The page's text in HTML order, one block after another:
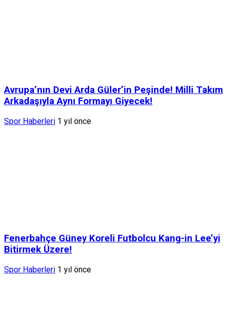
Avrupa’nın Devi Arda Güler’in Peşinde! Milli Takım
Arkadaşıyla Aynı Formayı Giyecek!
Spor Haberleri 1 yıl önce
Fenerbahçe Güney Koreli Futbolcu Kang-in Lee’yi
Bitirmek Üzere!
Spor Haberleri 1 yıl önce